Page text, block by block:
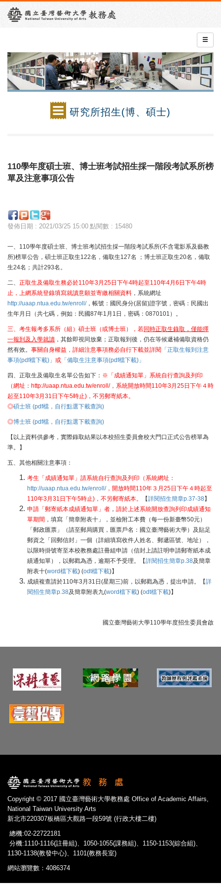
研究所招生(博、碩士)
110學年度碩士班、博士班考試招生採一階段考試系所榜
單及注意事項公告
發佈日期 : 2021/03/25 15:00 點閱數 : 15480
一、110學年度碩士班、博士班考試招生採一階段考試系所(不含電影系及藝教
所)榜單公告，碩士班正取生122名，備取生127名 ；博士班正取生20名，備取
生24名；共計293名。
二、 正取生及備取生務必於110年3月25日下午4時起至110年4月6日下午4時
止，上網系統登錄填寫就讀意願並寄繳相關資料 ，系統網址
http://uaap.ntua.edu.tw/enroll/，帳號：國民身分(居留)證字號，密碼：民國出
生年月日（共七碼，例如：民國87年1月1日，密碼：0870101）。
三、考生報考多系所（組）碩士班（或博士班），若同時正取生錄取，僅能擇
一報到及入學就讀 ，其餘即視同放棄；正取報到後，仍在等候遞補備取資格仍
然有效。 事關自身權益，詳細注意事項務必自行下載並詳閱 「正取生報到注意
事項(pdf檔下載)」 或 「備取生注意事項(pdf檔下載)」
四、正取生及備取生名單公告如下： ※「成績通知單」系統自行查詢及列印
（網址： http://uaap.ntua.edu.tw/enroll/，系統開放時間110年3月25日下午４時
起至110年3月31日下午5時止)，不另郵寄紙本。
◎碩士班 (pdf檔，自行點選下載查詢)
◎博士班 (pdf檔，自行點選下載查詢)
【以上資料供參考，實際錄取結果以本校招生委員會校大門口正式公告榜單為
準。】
五、其他相關注意事項：
考生「成績通知單」請系統自行查詢及列印（系統網址：
http://uaap.ntua.edu.tw/enroll/，開放時間110年３月25日下午４時起至
110年3月31日下午5時止)，不另郵寄紙本。
【詳閱招生簡章p.37-38】
申請「郵寄紙本成績通知單」者 ， 請於上述系統開放查詢列印成績通知
單期間 ，填寫「簡章附表十」，並檢附工本費（每一份新臺幣50元）
「郵政匯票」（請至郵局購買，匯票戶名：國立臺灣藝術大學）及貼足
郵資之「回郵信封」一個（詳細填寫收件人姓名、郵遞區號、地址），
以限時掛號寄至本校教務處註冊組申請（信封上請註明申請郵寄紙本成
績通知單），以郵戳為憑，逾期不予受理。【詳閱招生簡章p.38及簡章
附表十(word檔下載) (odt檔下載)】
成績複查請於110年3月31日(星期三)前，以郵戳為憑，提出申請。【詳
閱招生簡章p.38及簡章附表九(word檔下載) (odt檔下載)】
國立臺灣藝術大學110學年度招生委員會啟
Copyright © 2017 國立臺灣藝術大學教務處 Office of Academic Affairs,
National Taiwan University Arts
新北市220307板橋區大觀路一段59號 (行政大樓二樓)
總機:02-22722181
分機:1110-1116(註冊組)、1050-1055(課務組)、1150-1153(綜合組)、
1130-1138(教發中心)、1101(教務長室)
網站瀏覽數：4086374